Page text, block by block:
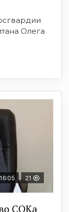
Олега
21
СОКа